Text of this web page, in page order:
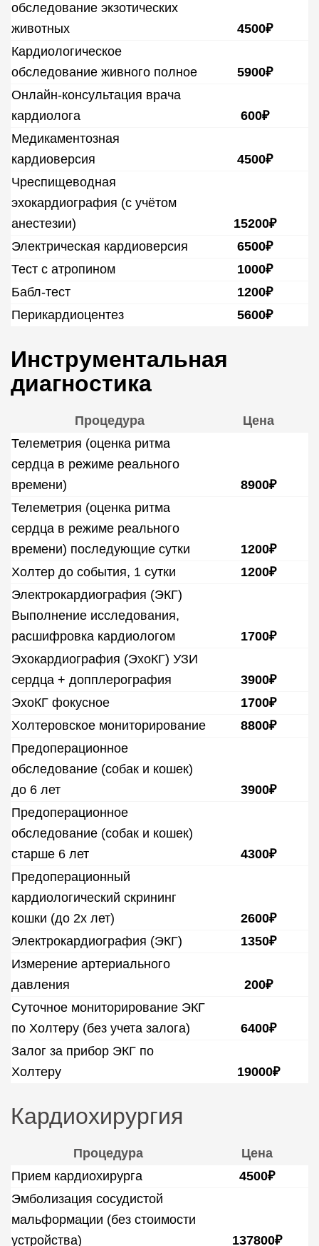
обследование экзотических
животных
4500₽
Кардиологическое
обследование живного полное
5900₽
Онлайн-консультация врача
кардиолога
600₽
Медикаментозная
кардиоверсия
4500₽
Чреспищеводная
эхокардиография (с учётом
анестезии)
15200₽
Электрическая кардиоверсия
6500₽
Тест с атропином
1000₽
Бабл-тест
1200₽
Перикардиоцентез
5600₽
Инструментальная
диагностика
Процедура
Цена
Телеметрия (оценка ритма
сердца в режиме реального
времени)
8900₽
Телеметрия (оценка ритма
сердца в режиме реального
времени) последующие сутки
1200₽
Холтер до события, 1 сутки
1200₽
Электрокардиография (ЭКГ)
Выполнение исследования,
расшифровка кардиологом
1700₽
Эхокардиография (ЭхоКГ) УЗИ
сердца + допплерография
3900₽
ЭхоКГ фокусное
1700₽
Холтеровское мониторирование
8800₽
Предоперационное
обследование (собак и кошек)
до 6 лет
3900₽
Предоперационное
обследование (собак и кошек)
старше 6 лет
4300₽
Предоперационный
кардиологический скрининг
кошки (до 2х лет)
2600₽
Электрокардиография (ЭКГ)
1350₽
Измерение артериального
давления
200₽
Суточное мониторирование ЭКГ
по Холтеру (без учета залога)
6400₽
Залог за прибор ЭКГ по
Холтеру
19000₽
Кардиохирургия
Процедура
Цена
Прием кардиохирурга
4500₽
Эмболизация сосудистой
мальформации (без стоимости
устройства)
137800₽